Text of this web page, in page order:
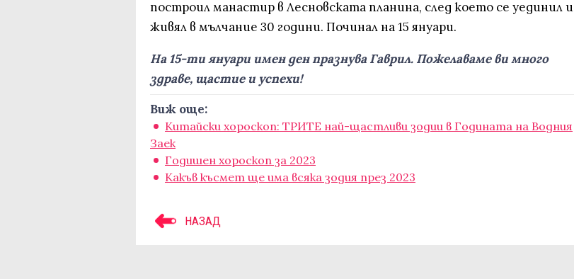
построил манастир в Лесновската планина, след което се уединил и
живял в мълчание 30 години. Починал на 15 януари.
На 15-ти януари имен ден празнува Гаврил. Пожелаваме ви много
здраве, щастие и успехи!
Виж още:
Китайски хороскоп: ТРИТЕ най-щастливи зодии в Годината на Водния
Заек
Годишен хороскоп за 2023
Какъв късмет ще има всяка зодия през 2023
НАЗАД